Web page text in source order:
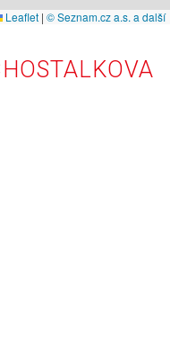
Leaflet | © Seznam.cz a.s. a další